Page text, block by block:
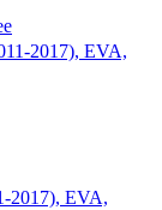
2017), EVA,